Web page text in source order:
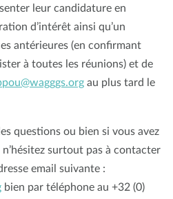
leur candidature en
d’intérêt ainsi qu’un
antérieures (en confirmant
à toutes les réunions) et de
au plus tard le
questions ou bien si vous avez
n’hésitez surtout pas à contacter
email suivante :
bien par téléphone au +32 (0)